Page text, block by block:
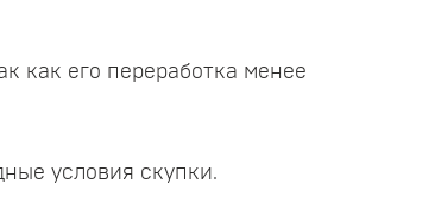
как его переработка менее
условия скупки.